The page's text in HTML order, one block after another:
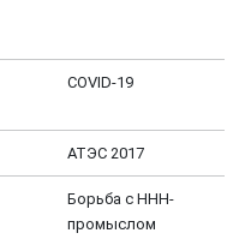
COVID-19
АТЭС 2017
Борьба с ННН-
промыслом